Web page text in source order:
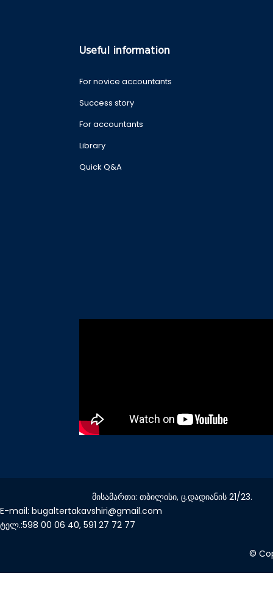
Useful information
For novice accountants
Success story
For accountants
Library
Quick Q&A
მისამართი: თბილისი, ც.დადიანის 21/23.
E-mail: bugaltertakavshiri@gmail.com
ტელ.:598 00 06 40, 591 27 72 77
©